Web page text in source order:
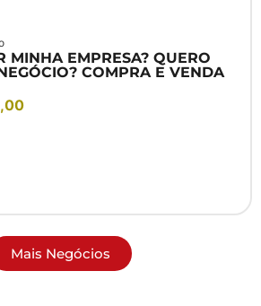
MINHA EMPRESA? QUERO
COMPRA E VENDA
Mais Negócios